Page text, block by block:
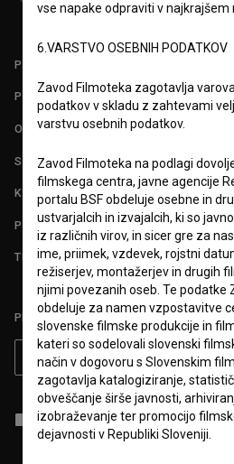
PARTNERJI
POGOJI UPORABE
O PROJEKTU
STATISTIKA
KONTAKT
POGOSTA VPRAŠANJA
TEST FUNKCIONALNOSTI
PRIJAVITE SE NA BSF NOVIČNIK:
Sprejemamsplošne pogojein dajem
obdelavo osebnih podatkov.
vse napake odpraviti v najkrajšem
6.VARSTVO OSEBNIH PODATKOV
Zavod Filmoteka zagotavlja
podatkov v skladu z zahtevami
varstvu osebnih podatkov.
Zavod Filmoteka na podlagi
filmskega centra, javne agencije
portalu BSF obdeluje osebne in
ustvarjalcih in izvajalcih, ki so
iz različnih virov, in sicer gre za
ime, priimek, vzdevek, rojstni
režiserjev, montažerjev in drugih
njimi povezanih oseb. Te podatke
obdeluje za namen vzpostavitve
slovenske filmske produkcije in
kateri so sodelovali slovenski
način v dogovoru s Slovenskim
zagotavlja katalogiziranje,
obveščanje širše javnosti,
izobraževanje ter promocijo
dejavnosti v Republiki Sloveniji.